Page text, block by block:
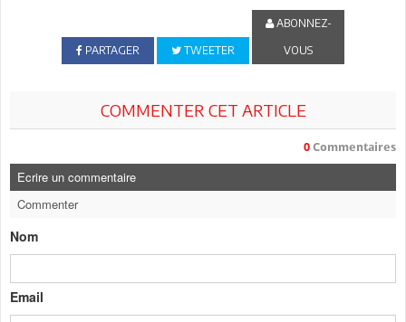
PARTAGER TWEETER
ABONNEZ-
VOUS
COMMENTER CET ARTICLE
0 Commentaires
Ecrire un commentaire
Commenter
Nom
Email